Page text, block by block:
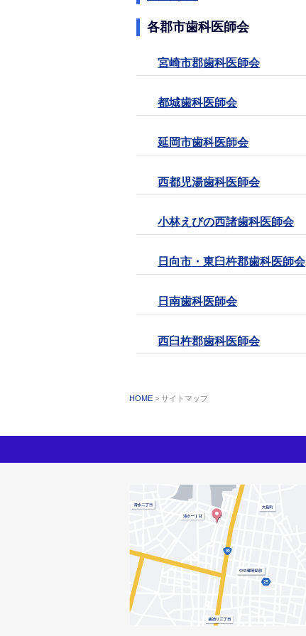
各郡市歯科医師会
宮崎市郡歯科医師会
都城歯科医師会
延岡市歯科医師会
西都児湯歯科医師会
小林えびの西諸歯科医師会
日向市・東臼杵郡歯科医師会
日南歯科医師会
西臼杵郡歯科医師会
HOME サイトマップ